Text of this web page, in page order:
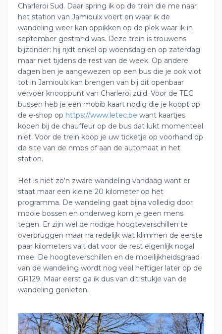
Charleroi Sud. Daar spring ik op de trein die me naar
het station van Jamioulx voert en waar ik de
wandeling weer kan oppikken op de plek waar ik in
september gestrand was. Deze trein is trouwens
bijzonder: hij rijdt enkel op woensdag en op zaterdag
maar niet tijdens de rest van de week. Op andere
dagen ben je aangewezen op een bus die je ook vlot
tot in Jamioulx kan brengen van bij dit openbaar
vervoer knooppunt van Charleroi zuid. Voor de TEC
bussen heb je een mobib kaart nodig die je koopt op
de e-shop op https://www.letec.be want kaartjes
kopen bij de chauffeur op de bus dat lukt momenteel
niet. Voor de trein koop je uw ticketje op voorhand op
de site van de nmbs of aan de automaat in het
station.
Het is niet zo'n zware wandeling vandaag want er
staat maar een kleine 20 kilometer op het
programma. De wandeling gaat bijna volledig door
mooie bossen en onderweg kom je geen mens
tegen. Er zijn wel de nodige hoogteverschillen te
overbruggen maar na redelijk wat klimmen de eerste
paar kilometers valt dat voor de rest eigenlijk nogal
mee. De hoogteverschillen en de moeilijkheidsgraad
van de wandeling wordt nog veel heftiger later op de
GR129. Maar eerst ga ik dus van dit stukje van de
wandeling genieten.